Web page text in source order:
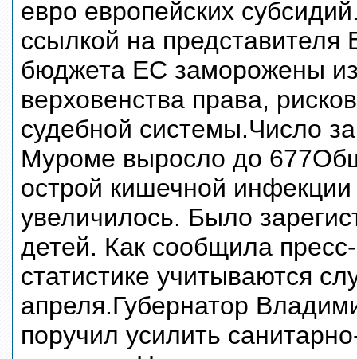
евро европейских
ссылкой на
бюджета ЕС заморожены
верховенства права,
судебной системы.Число
Муроме выросло до
острой кишечной
увеличилось. Было
детей. Как сообщила
статистике учитываются
апреля.Губернатор
поручил усилить